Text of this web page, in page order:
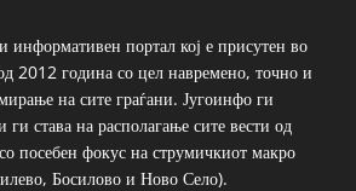
информативен портал кој е присутен во
2012 година со цел навремено, точно и
на сите граѓани. Југоинфо ги
става на располагање сите вести од
посебен фокус на струмичкиот макро
Босилово и Ново Село).